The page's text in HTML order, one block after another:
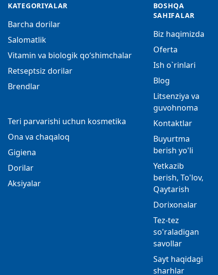
KATEGORIYALAR
Barcha dorilar
Salomatlik
Vitamin va biologik qo‘shimchalar
Retseptsiz dorilar
Brendlar
Teri parvarishi uchun kosmetika
Ona va chaqaloq
Gigiena
Dorilar
Aksiyalar
BOSHQA
SAHIFALAR
Biz haqimizda
Oferta
Ish o`rinlari
Blog
Litsenziya va
guvohnoma
Kontaktlar
Buyurtma
berish yo'li
Yetkazib
berish, To'lov,
Qaytarish
Dorixonalar
Tez-tez
so'raladigan
savollar
Sayt haqidagi
sharhlar